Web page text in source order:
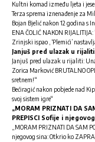
Kultni komad između ljeta i
Terza sprema iznenađenje za
Bojan Bjelić nakon 12 godina s
ENA ČOLIĆ NAKON
Zrinjski ispao , ‘Plemići’
Janjuš pred ulazak u
Janjuš pred ulazak u rijaliti:
Zorica Marković BRUTALNO
sretnem!“
Bećiragić nakon pobjede nad
svoj sistem igre“
„MORAM PRIZNATI DA
PREPISCI Sofije i
„MORAM PRIZNATI DA SAM
njegovog sina: Otkrio ko